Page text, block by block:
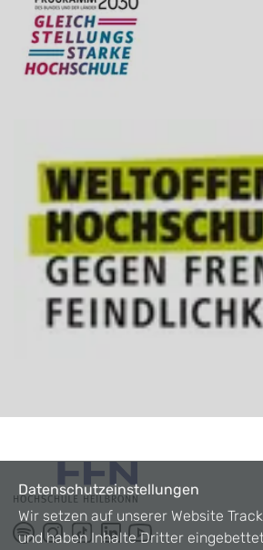
Datenschutzeinstellungen
Wir setzen auf unserer Website
und haben Inhalte Dritter